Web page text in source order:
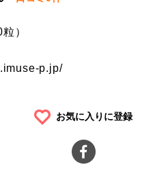
）
p.jp/
お気に入りに登録